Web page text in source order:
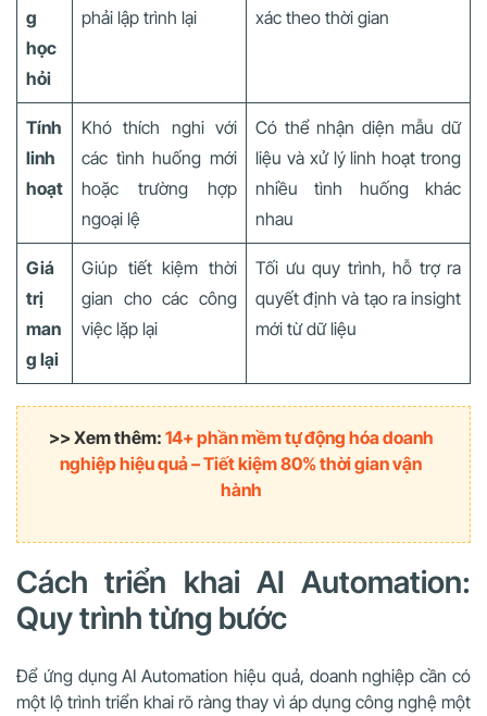
g
học
hỏi
phải lập trình lại
xác theo thời gian
Tính
linh
hoạt
Khó thích nghi với
các tình huống mới
hoặc trường hợp
ngoại lệ
Có thể nhận diện mẫu dữ
liệu và xử lý linh hoạt trong
nhiều tình huống khác
nhau
Giá
trị
man
g lại
Giúp tiết kiệm thời
gian cho các công
việc lặp lại
Tối ưu quy trình, hỗ trợ ra
quyết định và tạo ra insight
mới từ dữ liệu
>> Xem thêm: 14+ phần mềm tự động hóa doanh
nghiệp hiệu quả – Tiết kiệm 80% thời gian vận
hành
Cách triển khai AI Automation:
Quy trình từng bước
Để ứng dụng AI Automation hiệu quả, doanh nghiệp cần có
một lộ trình triển khai rõ ràng thay vì áp dụng công nghệ một